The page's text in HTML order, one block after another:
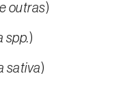
outras)
spp.)
sativa)